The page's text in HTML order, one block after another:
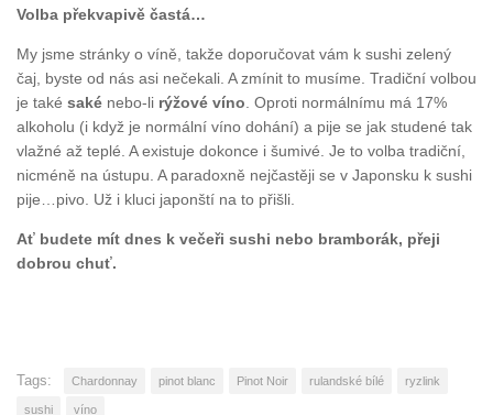
Volba překvapivě častá…
My jsme stránky o víně, takže doporučovat vám k sushi zelený
čaj, byste od nás asi nečekali. A zmínit to musíme. Tradiční volbou
je také saké nebo-li rýžové víno . Oproti normálnímu má 17%
alkoholu (i když je normální víno dohání) a pije se jak studené tak
vlažné až teplé. A existuje dokonce i šumivé. Je to volba tradiční,
nicméně na ústupu. A paradoxně nejčastěji se v Japonsku k sushi
pije…pivo. Už i kluci japonští na to přišli.
Ať budete mít dnes k večeři sushi nebo bramborák, přeji
dobrou chuť.
Tags: Chardonnay pinot blanc Pinot Noir rulandské bílé ryzlink
sushi víno